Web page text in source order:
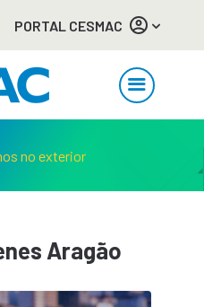
PORTAL CESMAC
no exterior
Aragão